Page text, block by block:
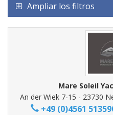
Ampliar los filtros
Mare Soleil
An der Wiek 7-15 - 23730
+49 (0)4561